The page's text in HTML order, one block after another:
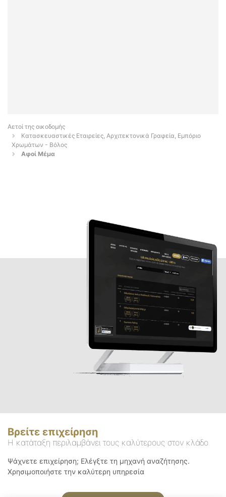
Αετοί της οικοδομής
Κατασκευαστικές Εταιρείες, Αρχιτεκτονικά Γραφεία, Εμπόριο
Χρωμάτων - Βόλος
Αφοί Μέμα
Βρείτε επιχείρηση
Η κατάταξη περιλαμβάνει τους καλύτερους στον κλάδο
Ψάχνετε επιχείρηση; Ελέγξτε τη μηχανή αναζήτησης.
Χρησιμοποιήστε την καλύτερη υπηρεσία